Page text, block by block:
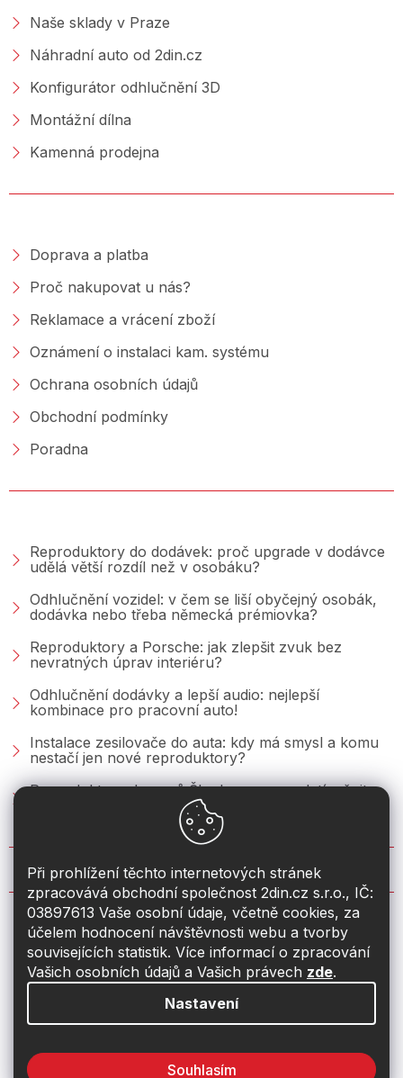
Při prohlížení těchto internetových stránek
zpracovává obchodní společnost 2din.cz s.r.o., IČ:
03897613 Vaše osobní údaje, včetně cookies, za
účelem hodnocení návštěvnosti webu a tvorby
souvisejících statistik. Více informací o zpracování
Vašich osobních údajů a Vašich právech zde.
Nastavení
Souhlasím
Naše sklady v Praze
Náhradní auto od 2din.cz
Konfigurátor odhlučnění 3D
Montážní dílna
Kamenná prodejna
Doprava a platba
Proč nakupovat u nás?
Reklamace a vrácení zboží
Oznámení o instalaci kam. systému
Ochrana osobních údajů
Obchodní podmínky
Poradna
Reproduktory do dodávek: proč upgrade v dodávce
udělá větší rozdíl než v osobáku?
Odhlučnění vozidel: v čem se liší obyčejný osobák,
dodávka nebo třeba německá prémiovka?
Reproduktory a Porsche: jak zlepšit zvuk bez
nevratných úprav interiéru?
Odhlučnění dodávky a lepší audio: nejlepší
kombinace pro pracovní auto!
Instalace zesilovače do auta: kdy má smysl a komu
nestačí jen nové reproduktory?
Reproduktory do vozů Škoda: co se vyplatí měnit u
Fabie, Octavie a Superbu?
KONTAKT
info@2din.cz
774 19 55 33
Vytvořil Shoptet